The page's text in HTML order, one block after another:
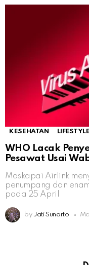
KESEHATAN LIFESTYLE
WHO Lacak
Pesawat Usai
Maskapai Airlink
penumpang dan
pada 25 April
by Jati Sunarto